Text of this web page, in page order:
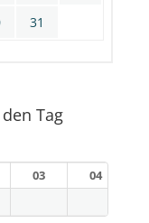
31
Tag
03 04